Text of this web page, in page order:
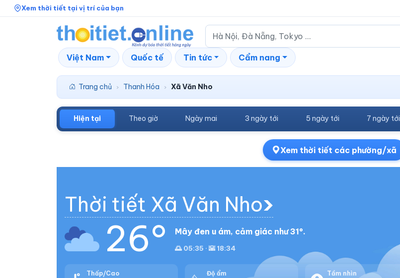
Xem thời tiết tại vị trí của bạn
Việt Nam Quốc tế Tin tức Cẩm nang
Trang chủ › Thanh Hóa › Xã Văn Nho
Hiện tại Theo giờ Ngày mai 3 ngày tới 5 ngày tới 7 ngày tới
Xem thời tiết các phường/xã
Thời tiết Xã Văn Nho
26° Mây đen u ám, cảm giác như 31°.
🌅 05:35 · 🌇 18:34
Thấp/Cao Độ ẩm Tầm nhìn